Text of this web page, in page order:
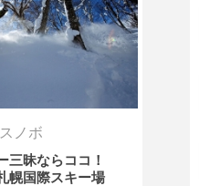
ノボ
三昧ならココ！
幌国際スキー場